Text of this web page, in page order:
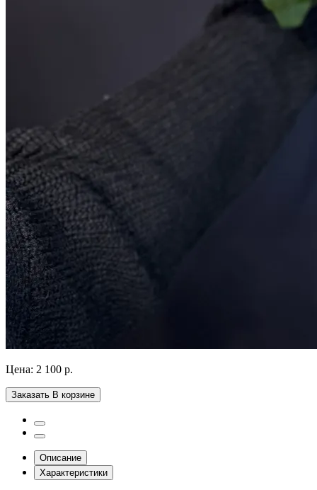
Цена: 2 100 р.
Заказать В корзине
Описание
Характеристики